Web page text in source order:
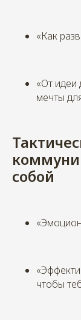
«Как
«От идеи
мечты
собой
чтобы